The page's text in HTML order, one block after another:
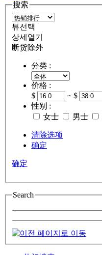
搜索
뷰선택
상세열기
断货除外
分类 :
价格 :
$
~ $
性别 :
女士
男士
清除选项
确定
确定
Search